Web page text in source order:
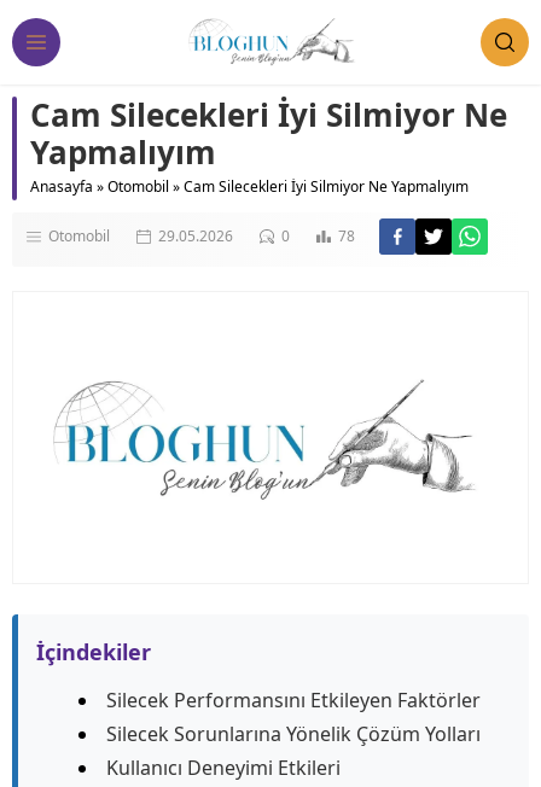
Cam Silecekleri İyi Silmiyor Ne
Yapmalıyım
Anasayfa »Otomobil »Cam Silecekleri İyi Silmiyor Ne Yapmalıyım
Otomobil 29.05.2026 0 78
İçindekiler
Silecek Performansını Etkileyen Faktörler
Silecek Sorunlarına Yönelik Çözüm Yolları
Kullanıcı Deneyimi Etkileri